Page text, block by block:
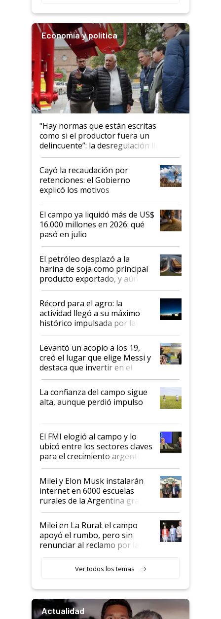
Economía y política
"Hay normas que están escritas
como si el productor fuera un
delincuente”: la desregulación llegó
al Congreso Aapresid y hasta se
habló del financiamiento al IPCVA
Cayó la recaudación por
retenciones: el Gobierno
explicó los motivos
El campo ya liquidó más de US$
16.000 millones en 2026: qué
pasó en julio
El petróleo desplazó a la
harina de soja como principal
producto exportado, y aún así
el agro aportó casi seis de cada
diez dólares y sostuvo el
liderazgo en un semestre
récord
Récord para el agro: la
actividad llegó a su máximo
histórico impulsada por la
cosecha y las exportaciones
Levantó un acopio a los 19,
creó el lugar que elige Messi y
destaca que invertir en el
kirchnerismo era como "darle
plata a un hijo para droga":
Juan Félix Rossetti, el libertario
que de una dura crisis salió
de Milei
La confianza del campo sigue
alta, aunque perdió impulso
El FMI elogió al campo y lo
ubicó entre los sectores claves
para el crecimiento argentino
Milei y Elon Musk instalarán
internet en 6000 escuelas
rurales de la Argentina gracias
a un acuerdo con Starlink
Milei en La Rural: el campo
apoyó el rumbo, pero sin
renunciar al reclamo por las
Ver todos los temas
Actualidad